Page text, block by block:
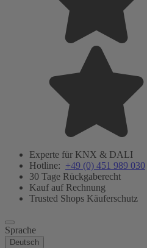
Experte für KNX & DALI
Hotline: +49 (0) 451 989 030
30 Tage Rückgaberecht
Kauf auf Rechnung
Trusted Shops Käuferschutz
Sprache
Deutsch